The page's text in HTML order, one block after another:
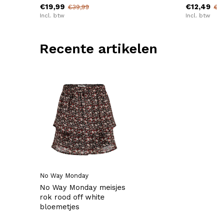
€19,99 €39,99
Incl. btw
€12,49
Incl. btw
Recente artikelen
No Way Monday
No Way Monday meisjes
rok rood off white
bloemetjes